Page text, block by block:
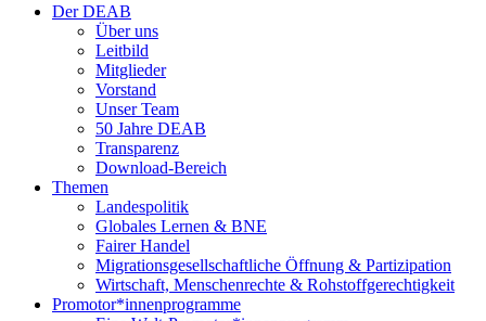
Der DEAB
Über uns
Leitbild
Mitglieder
Vorstand
Unser Team
50 Jahre DEAB
Transparenz
Download-Bereich
Themen
Landespolitik
Globales Lernen & BNE
Fairer Handel
Migrationsgesellschaftliche Öffnung & Partizipation
Wirtschaft, Menschenrechte & Rohstoffgerechtigkeit
Promotor*innen­programme